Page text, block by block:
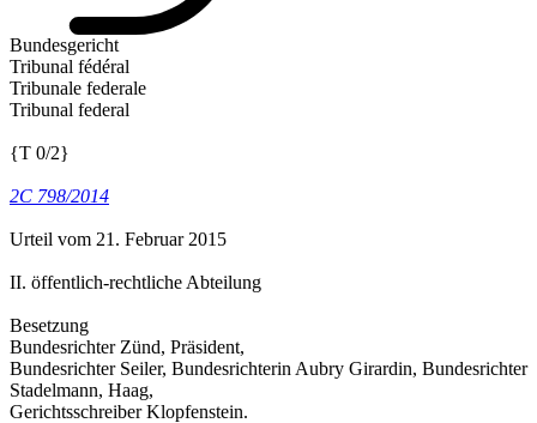
Bundesgericht
Tribunal fédéral
Tribunale federale
Tribunal federal
{T 0/2}
2C 798/2014
Urteil vom 21. Februar 2015
II. öffentlich-rechtliche Abteilung
Besetzung
Bundesrichter Zünd, Präsident,
Bundesrichter Seiler, Bundesrichterin Aubry Girardin, Bundesrichter
Stadelmann, Haag,
Gerichtsschreiber Klopfenstein.